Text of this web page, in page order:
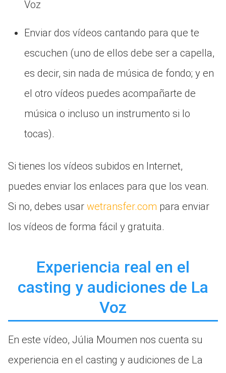
Voz
Enviar dos vídeos cantando para que te
escuchen (uno de ellos debe ser a capella,
es decir, sin nada de música de fondo; y en
el otro vídeos puedes acompañarte de
música o incluso un instrumento si lo
tocas).
Si tienes los vídeos subidos en Internet,
puedes enviar los enlaces para que los vean.
Si no, debes usar wetransfer.com para enviar
los vídeos de forma fácil y gratuita.
Experiencia real en el
casting y audiciones de La
Voz
En este vídeo, Júlia Moumen nos cuenta su
experiencia en el casting y audiciones de La